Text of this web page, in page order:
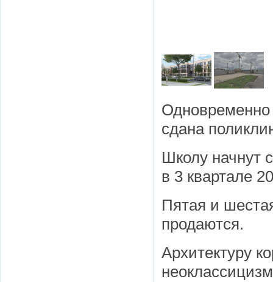
сдана
Школу начнут
в 3 квартале
Пятая и
продаются.
Архитектуру